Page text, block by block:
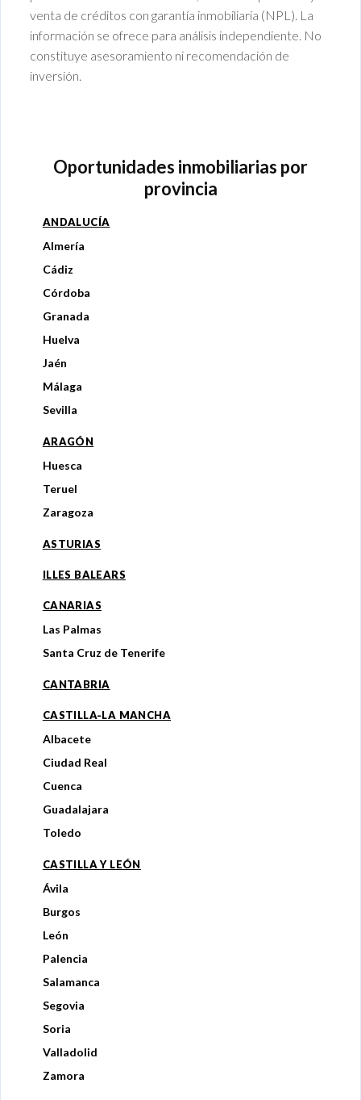
venta de créditos con garantía inmobiliaria (NPL). La
información se ofrece para análisis independiente. No
constituye asesoramiento ni recomendación de
inversión.
Oportunidades inmobiliarias por
provincia
ANDALUCÍA
Almería
Cádiz
Córdoba
Granada
Huelva
Jaén
Málaga
Sevilla
ARAGÓN
Huesca
Teruel
Zaragoza
ASTURIAS
ILLES BALEARS
CANARIAS
Las Palmas
Santa Cruz de Tenerife
CANTABRIA
CASTILLA-LA MANCHA
Albacete
Ciudad Real
Cuenca
Guadalajara
Toledo
CASTILLA Y LEÓN
Ávila
Burgos
León
Palencia
Salamanca
Segovia
Soria
Valladolid
Zamora